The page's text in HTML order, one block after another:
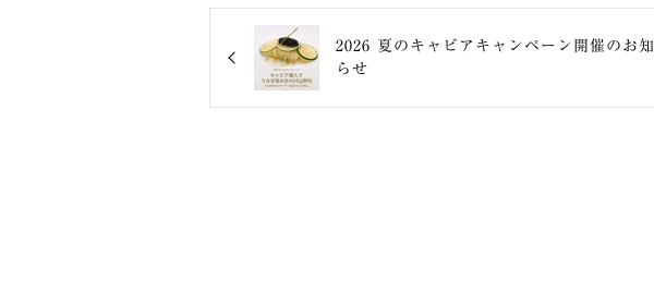
2026 夏のキャビアキャンペーン開催のお知
らせ